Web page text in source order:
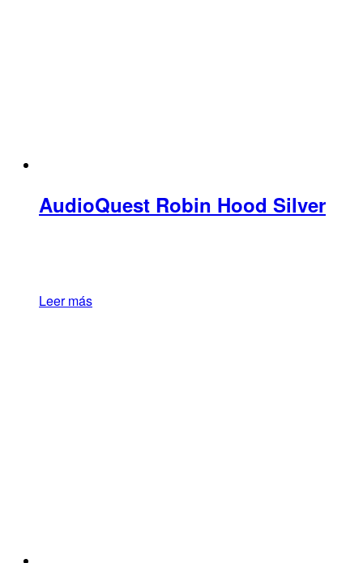
AudioQuest Robin Hood Silver
Leer más